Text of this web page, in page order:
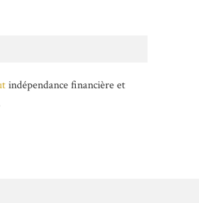
indépendance financière et